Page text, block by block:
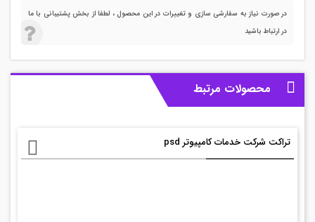
در صورت نیاز به سفارشی سازی و تغییرات در این محصول ، لطفا از بخش پشتیبانی با ما
در ارتباط باشید
محصولات مرتبط
تراکت شرکت خدمات کامپیوتر psd